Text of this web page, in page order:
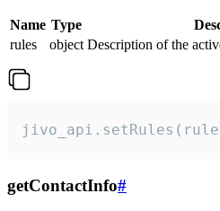
Name Type
rules
object Description of the
getContactInfo#